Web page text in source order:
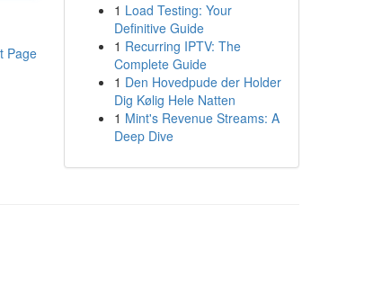
Page
1 Load Testing: Your
Definitive Guide
1 Recurring IPTV: The
Complete Guide
1 Den Hovedpude der Holder
Dig Kølig Hele Natten
1 Mint's Revenue Streams: A
Deep Dive